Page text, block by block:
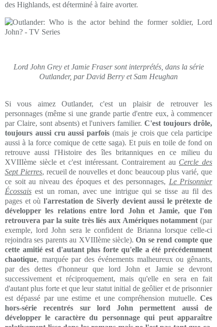
des Highlands, est déterminé à faire avorter.
Lord John Grey et Jamie Fraser sont interprétés, dans la série
Outlander, par David Berry et Sam Heughan
Si vous aimez Outlander, c'est un plaisir de retrouver les
personnages (même si une grande partie d'entre eux, à commencer
par Claire, sont absents) et l'univers familier.C'est toujours drôle,
toujours aussi cru aussi parfois (mais je crois que cela participe
aussi à la force comique de cette saga). Et puis en toile de fond on
retrouve aussi l'Histoire des îles britanniques en ce milieu du
XVIIIème siècle et c'est intéressant. Contrairement au Cercle des
Sept Pierres, recueil de nouvelles et donc beaucoup plus varié, que
ce soit au niveau des époques et des personnages, Le Prisonnier
Écossais est un roman, avec une intrigue qui se tisse au fil des
pages et où l'arrestation de Siverly devient aussi le prétexte de
développer les relations entre lord John et Jamie, que l'on
retrouvera par la suite très liés aux Amériques notamment (par
exemple, lord John sera le confident de Brianna lorsque celle-ci
rejoindra ses parents au XVIIIème siècle).On se rend compte que
cette amitié est d'autant plus forte qu'elle a été précédemment
chaotique, marquée par des événements malheureux ou gênants,
par des dettes d'honneur que lord John et Jamie se devront
successivement et réciproquement, mais qu'elle en sera en fait
d'autant plus forte et que leur statut initial de geôlier et de prisonnier
est dépassé par une estime et une compréhension mutuelle. Ces
hors-série recentrés sur lord John permettent aussi de
développer le caractère du personnage qui peut apparaître